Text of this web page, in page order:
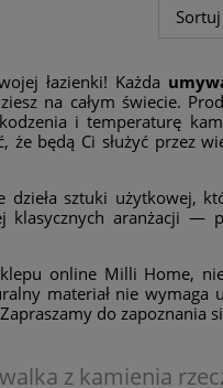
łazienki! Każda
na całym świecie.
i temperaturę
będą Ci służyć przez
dzieła sztuki użytkowej,
aranżacji —
online Milli Home,
materiał nie
do zapoznania
z kamienia